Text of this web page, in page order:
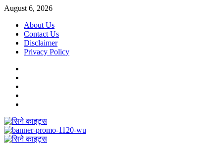
Skip
content
August 6, 2026
About Us
Contact Us
Disclaimer
Privacy Policy
Primary